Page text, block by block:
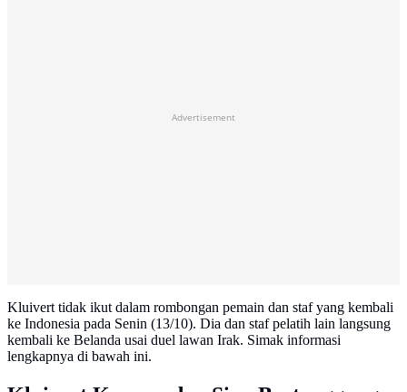
Advertisement
Kluivert tidak ikut dalam rombongan pemain dan staf yang kembali
ke Indonesia pada Senin (13/10). Dia dan staf pelatih lain langsung
kembali ke Belanda usai duel lawan Irak. Simak informasi
lengkapnya di bawah ini.